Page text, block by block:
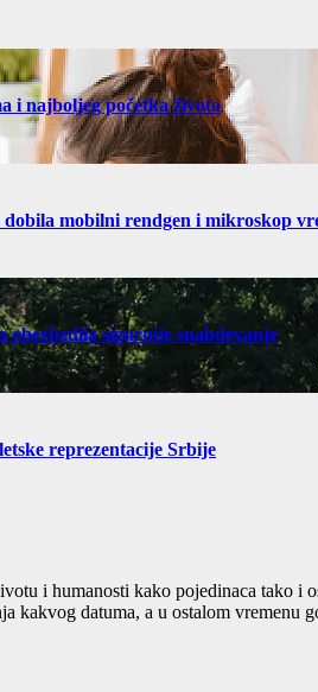
i najboljeg početka života
mobilni rendgen i mikroskop
sigurnije snabdevanje
reprezentacije Srbije
i humanosti kako pojedinaca tako
kakvog datuma, a u ostalom vremenu